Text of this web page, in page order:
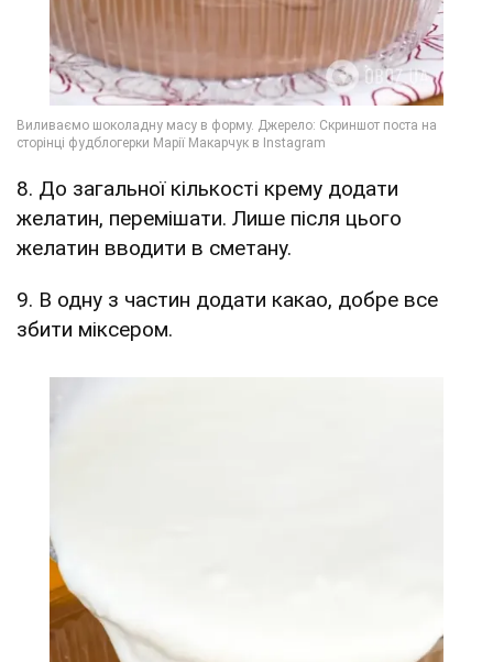
8. До загальної кількості крему додати
желатин, перемішати. Лише після цього
желатин вводити в сметану.
9. В одну з частин додати какао, добре все
збити міксером.